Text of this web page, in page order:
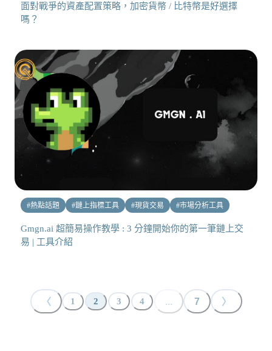
面對戰爭的資產配置策略，加密貨幣 / 比特幣是好選擇
嗎？
#熱點話題 #鏈上指標工具 #現貨交易 #市場分析工具
Gmgn.ai 超簡易操作教學 : 3 分鐘開始你的第一筆鏈上交
易 | 工具介紹
〈 1 2 3 4 ... 7 〉